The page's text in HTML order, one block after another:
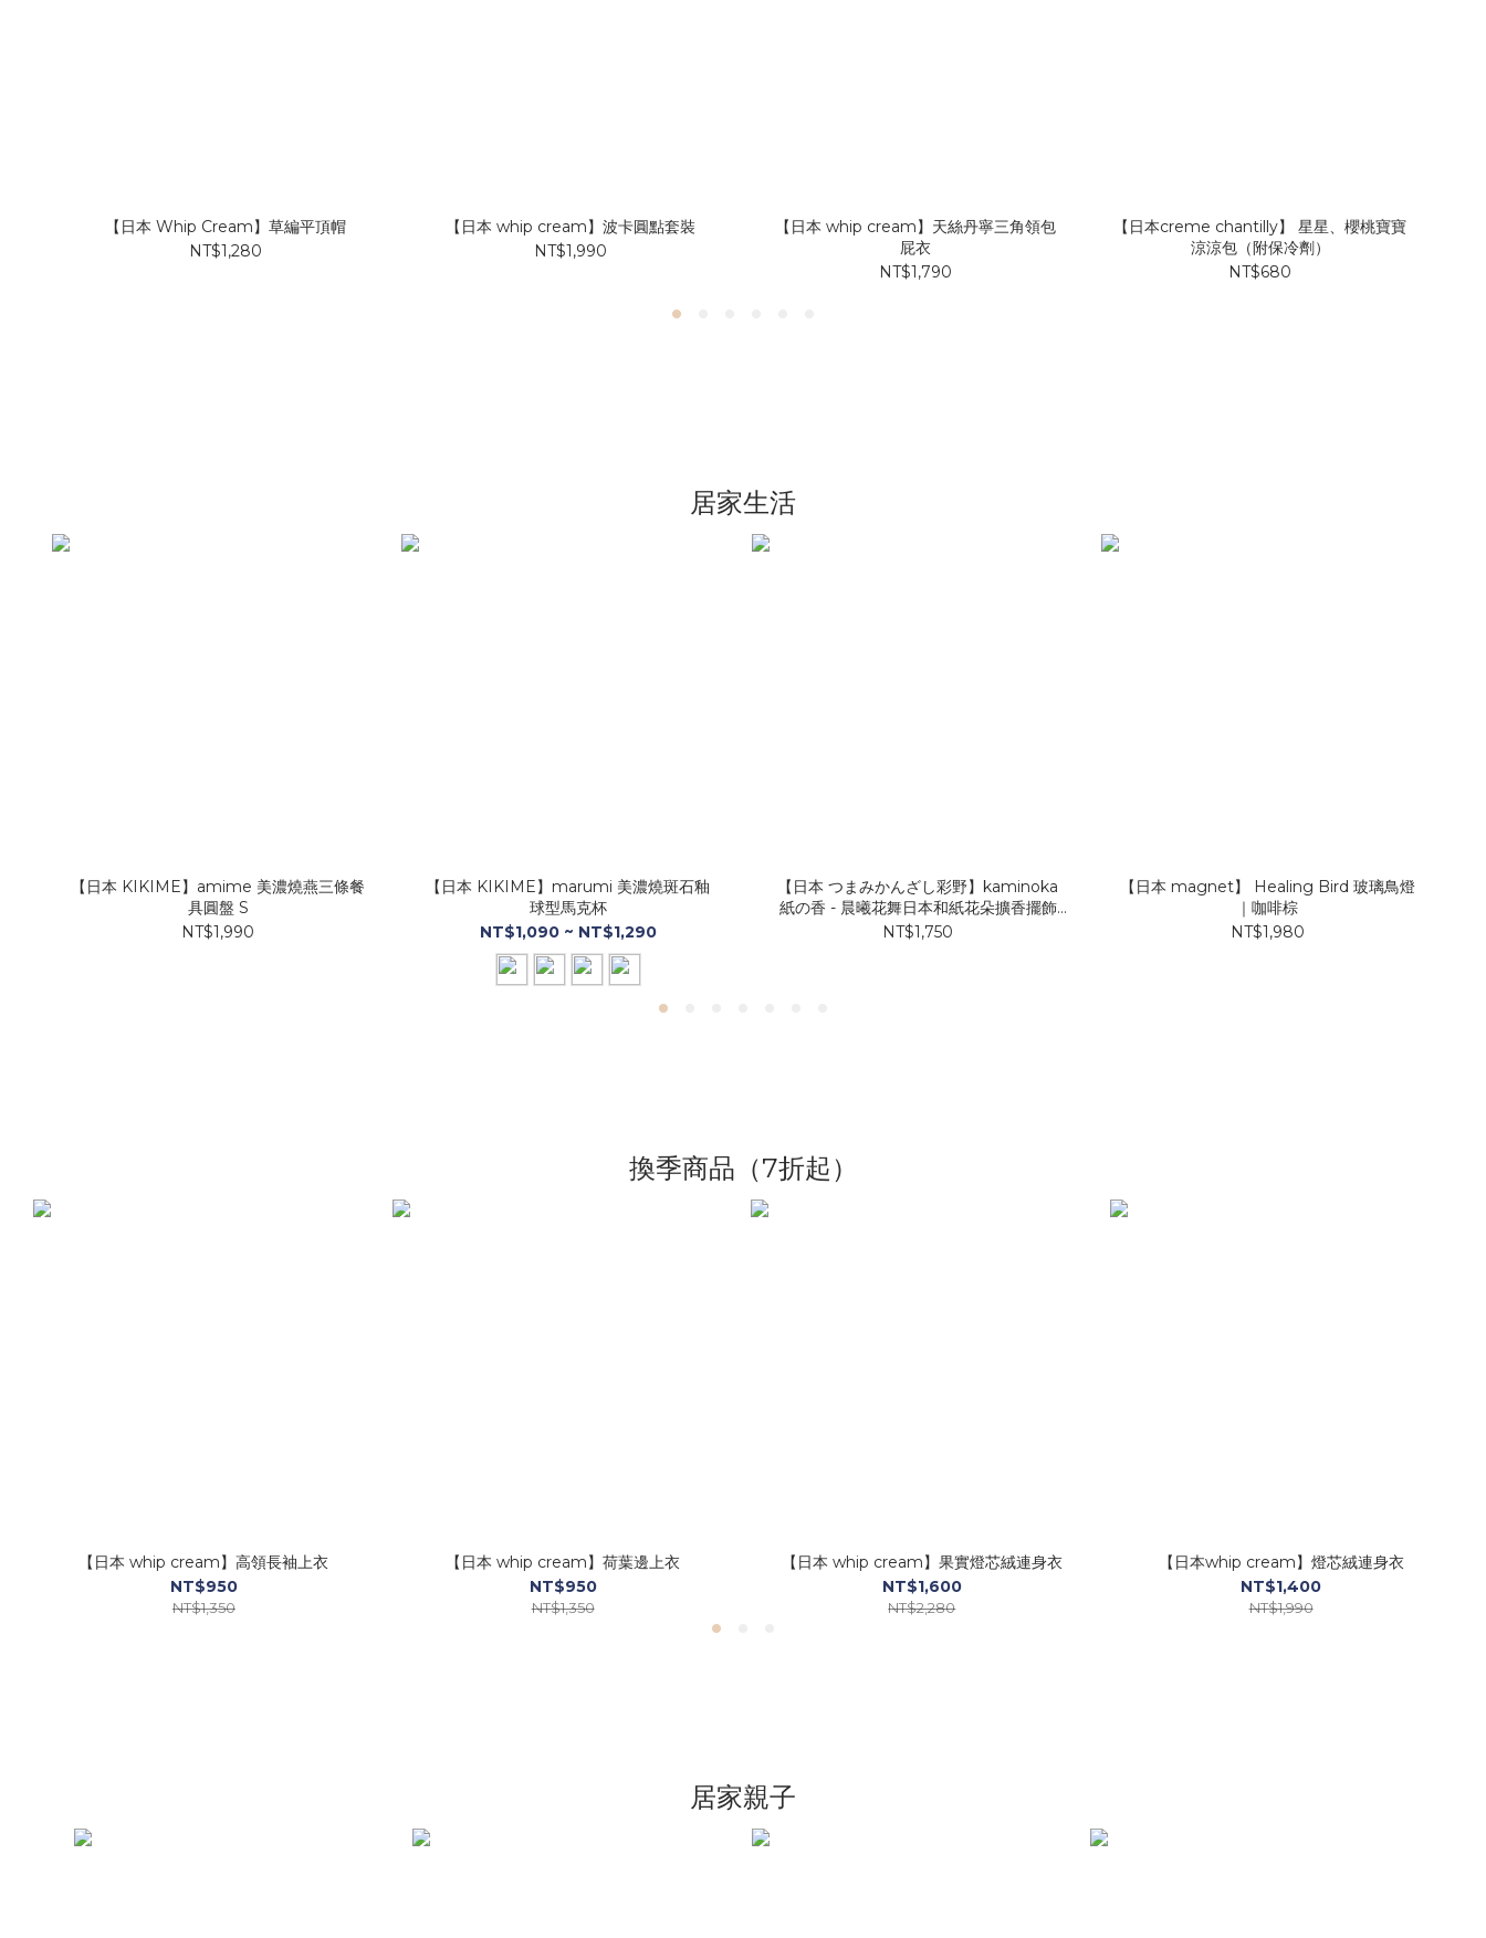
【日本 Whip Cream】草編平頂帽
NT$1,280
【日本 whip cream】波卡圓點套裝
NT$1,990
【日本 whip cream】天絲丹寧三角領包
屁衣
NT$1,790
【日本creme chantilly】 星星、櫻桃寶寶
涼涼包（附保冷劑）
NT$680
居家生活
【日本 KIKIME】amime 美濃燒燕三條餐
具圓盤 S
NT$1,990
【日本 KIKIME】marumi 美濃燒斑石釉
球型馬克杯
NT$1,090 ~ NT$1,290
【日本 つまみかんざし彩野】kaminoka
紙の香 - 晨曦花舞日本和紙花朵擴香擺飾
【Ａ款】
NT$1,750
【日本 magnet】 Healing Bird 玻璃鳥燈
｜咖啡棕
NT$1,980
換季商品（7折起）
【日本 whip cream】高領長袖上衣
NT$950
NT$1,350
【日本 whip cream】荷葉邊上衣
NT$950
NT$1,350
【日本 whip cream】果實燈芯絨連身衣
NT$1,600
NT$2,280
【日本whip cream】燈芯絨連身衣
NT$1,400
NT$1,990
居家親子